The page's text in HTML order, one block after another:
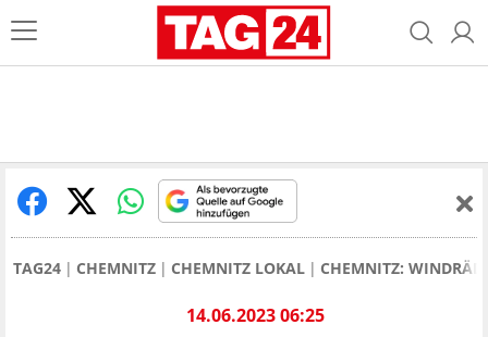
TAG24 CHEMNITZ CHEMNITZ LOKAL CHEMNITZ:
14.06.2023 06:25